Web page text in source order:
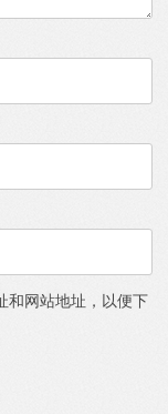
和网站地址，以便下